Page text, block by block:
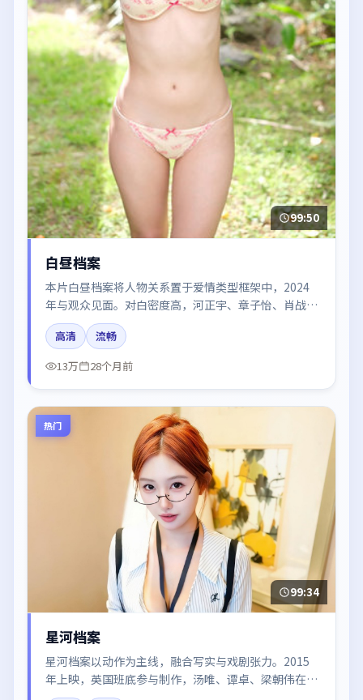
99:50
白昼档案
本片白昼档案将人物关系置于爱情类型框架中，2024
年与观众见面。对白密度高，河正宇、章子怡、肖战、
廖凡、胡歌的台词节奏值得关注；整体气质偏中国大陆
都市与冷色调摄影。
高清
流畅
13万
28个月前
热门
99:34
星河档案
星河档案以动作为主线，融合写实与戏剧张力。2015
年上映，英国班底参与制作，汤唯、谭卓、梁朝伟在片
中呈现细腻表演，影像风格统一，配乐与剪辑强化了情